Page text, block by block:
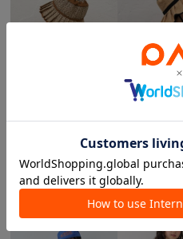

:【Aguni】手洗い可能/畳めるプリーツハット
¥3,960
CIAOPANIC